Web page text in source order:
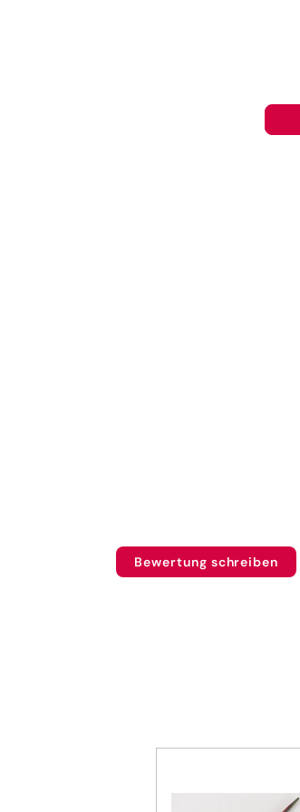
Bewertung schreiben